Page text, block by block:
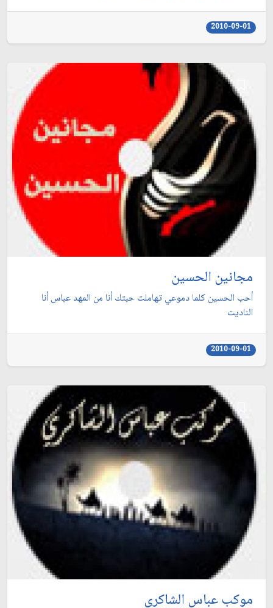
2010-09-01
مجانين الحسين
أحب الحسين كلما دموعي تهاملت حبتك أنا من المهد عباس أنا
الناديت
2010-09-01
موكب عباس الشاكري